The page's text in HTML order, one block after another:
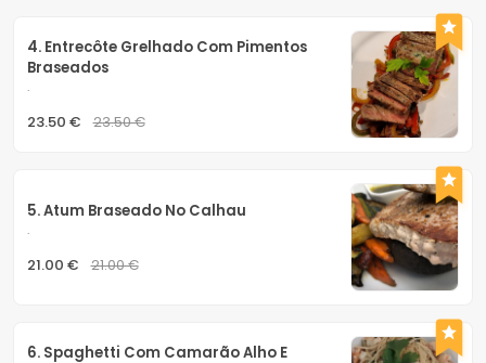
4. Entrecôte Grelhado Com Pimentos
Braseados
.
23.50 € 23.50 €
5. Atum Braseado No Calhau
.
21.00 € 21.00 €
6. Spaghetti Com Camarão Alho E